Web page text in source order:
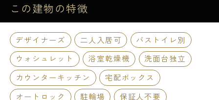
この建物の特徴
デザイナーズ 二人入居可
バストイレ別
ウォシュレット
浴室乾燥機
洗面台独立
カウンターキッチン
宅配ボックス
オートロック
駐輪場 保証人不要